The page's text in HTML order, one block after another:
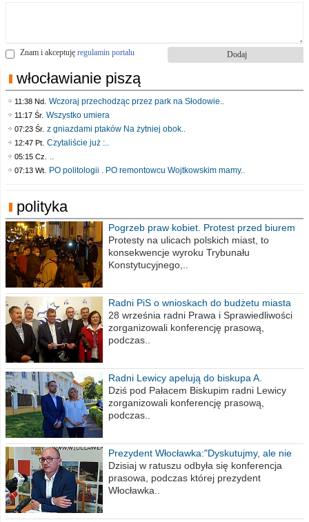
Znam i akceptuję regulamin portalu
włocławianie piszą
11:38 Nd. Wczoraj przechodząc przez park na Słodowie..
11:17 Śr. Wszystko umiera
07:23 Śr. z gniazdami ptaków Na żytniej obok..
12:47 Pt. Czytaliście już :..
05:15 Cz. ..
07:13 Wt. PO politologii . PO remontowcu Wojtkowskim mamy..
polityka
Pogrzeb praw kobiet. Protest przed biurem
poselskim PiS
Protesty na ulicach polskich miast, to
konsekwencje wyroku Trybunału
Konstytucyjnego,..
Radni PiS o wnioskach do budżetu miasta
na 2021 rok
28 września radni Prawa i Sprawiedliwości
zorganizowali konferencję prasową,
podczas..
Radni Lewicy apelują do biskupa A.
Wiesława Meringa
Dziś pod Pałacem Biskupim radni Lewicy
zorganizowali konferencję prasową,
podczas..
Prezydent Włocławka:"Dyskutujmy, ale nie
obrażajmy się”
Dzisiaj w ratuszu odbyła się konferencja
prasowa, podczas której prezydent
Włocławka..